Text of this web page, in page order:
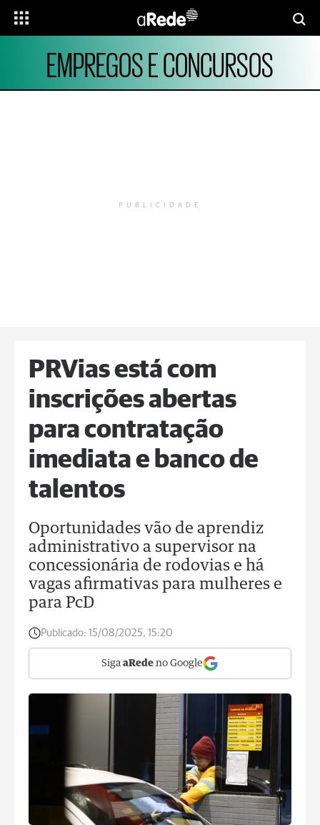
EMPREGOS E CONCURSOS
PUBLICIDADE
PRVias está com
inscrições abertas
para contratação
imediata e banco de
talentos
Oportunidades vão de aprendiz
administrativo a supervisor na
concessionária de rodovias e há
vagas afirmativas para mulheres e
para PcD
Publicado: 15/08/2025, 15:20
Siga aRede no Google